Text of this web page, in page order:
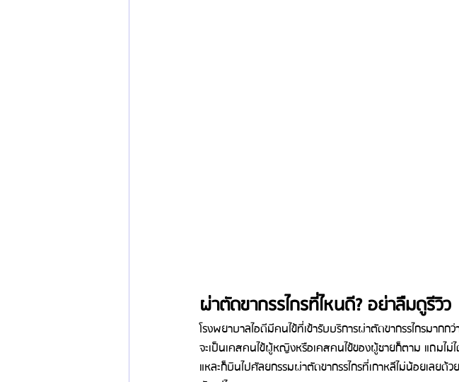
ผ่าตัดขากรรไกรที่ไหนดี? อย่าลืมดูรีวิว
โรงพยาบาลไอดีมีคนไข้ที่เข้ารับบริการผ่าตัดขากรรไกรมาก
จะเป็นเคสคนไข้ผู้หญิงหรือเคสคนไข้ของผู้ชายก็ตาม แถมไม่
แหละก็บินไปศัลยกรรมผ่าตัดขากรรไกรที่เกาหลีไม่น้อยเลยด้ว